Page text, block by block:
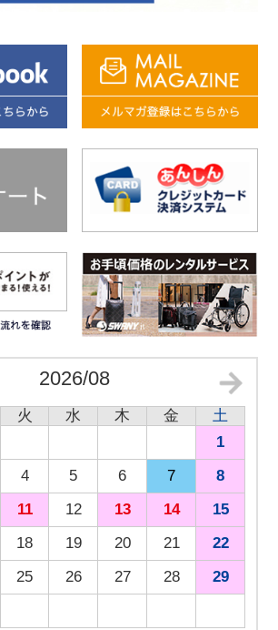
2026/08
火 水 木 金
土
1
4 5 6 7
8
11 12 13 14
15
18 19 20 21
22
25 26 27 28
29